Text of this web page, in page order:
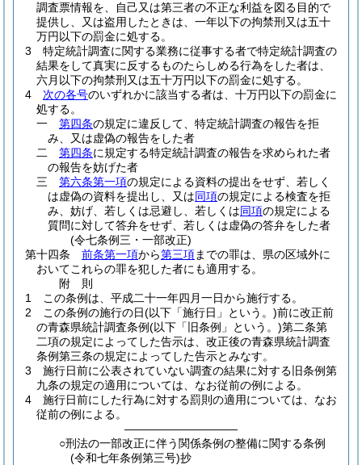
調査票情報を、自己又は第三者の不正な利益を図る目的で
提供し、又は盗用したときは、一年以下の拘禁刑又は五十
万円以下の罰金に処する。
3
特定統計調査に関する業務に従事する者で特定統計調査の
結果をして真実に反するものたらしめる行為をした者は、
六月以下の拘禁刑又は五十万円以下の罰金に処する。
4
次の各号のいずれかに該当する者は、十万円以下の罰金に
処する。
一
第四条の規定に違反して、特定統計調査の報告を拒
み、又は虚偽の報告をした者
二
第四条に規定する特定統計調査の報告を求められた者
の報告を妨げた者
三
第六条第一項の規定による資料の提出をせず、若しく
は虚偽の資料を提出し、又は同項の規定による検査を拒
み、妨げ、若しくは忌避し、若しくは同項の規定による
質問に対して答弁をせず、若しくは虚偽の答弁をした者
(令七条例三・一部改正)
第十四条
前条第一項から第三項までの罪は、県の区域外に
おいてこれらの罪を犯した者にも適用する。
附 則
1
この条例は、平成二十一年四月一日から施行する。
2
この条例の施行の日(以下「施行日」という。)前に改正前
の青森県統計調査条例(以下「旧条例」という。)第二条第
二項の規定によってした告示は、改正後の青森県統計調査
条例第三条の規定によってした告示とみなす。
3
施行日前に公表されていない調査の結果に対する旧条例第
九条の規定の適用については、なお従前の例による。
4
施行日前にした行為に対する罰則の適用については、なお
従前の例による。
――――――――――
○刑法の一部改正に伴う関係条例の整備に関する条例
(令和七年条例第三号)抄